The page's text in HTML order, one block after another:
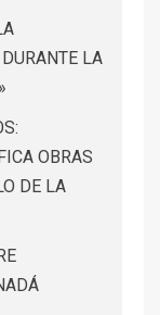
LA
OBRAS
DE LA